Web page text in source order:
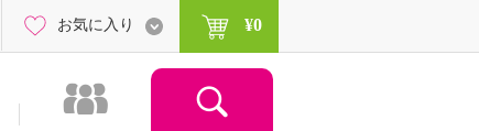
お気に入り ¥0